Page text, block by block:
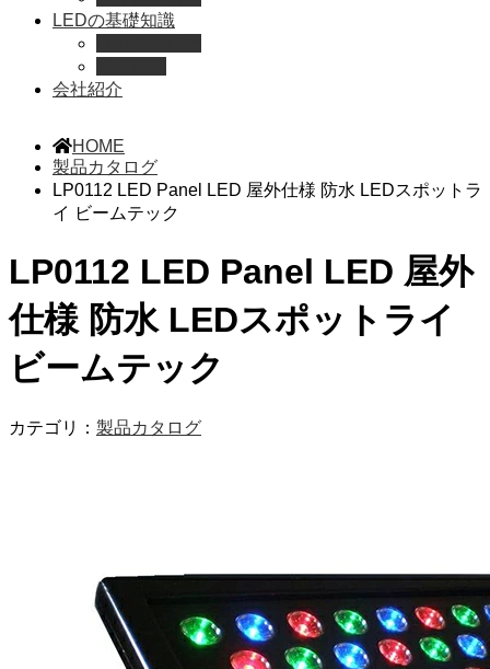
LEDの基礎知識
会社紹介
HOME
製品カタログ
LP0112 LED Panel LED 屋外仕様 防水 LEDスポットラ
イ ビームテック
LP0112 LED Panel LED 屋外
仕様 防水 LEDスポットライ
ビームテック
カテゴリ： 製品カタログ